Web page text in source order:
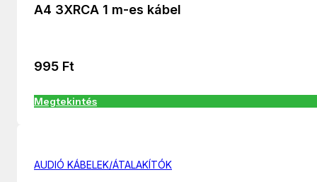
A4 3XRCA 1 m-es kábel
995 Ft
Megtekintés
AUDIÓ KÁBELEK/ÁTALAKÍTÓK